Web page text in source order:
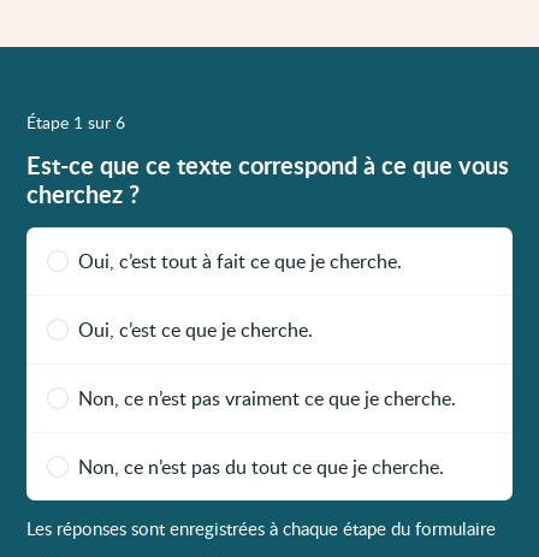
Étape 1 sur 6
Est-ce que ce texte correspond à ce que vous
cherchez ?
Oui, c’est tout à fait ce que je cherche.
Oui, c’est ce que je cherche.
Non, ce n’est pas vraiment ce que je cherche.
Non, ce n’est pas du tout ce que je cherche.
Les réponses sont enregistrées à chaque étape du formulaire